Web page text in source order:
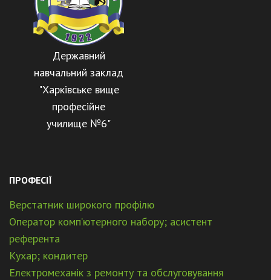
Державний
навчальний заклад
"Харківське вище
професійне
училище №6"
ПРОФЕСІЇ
Верстатник широкого профілю
Оператор комп’ютерного набору; асистент
референта
Кухар; кондитер
Електромеханік з ремонту та обслуговування